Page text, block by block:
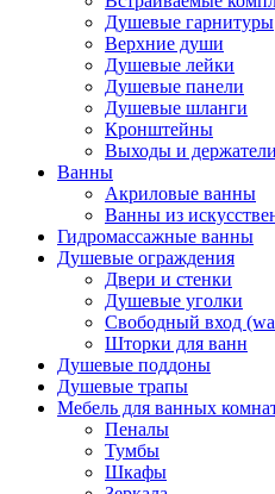
Душевые гарнитуры
Верхние души
Душевые лейки
Душевые панели
Душевые шланги
Кронштейны
Выходы и держатели
Ванны
Акриловые ванны
Ванны из
Гидромассажные ванны
Душевые ограждения
Двери и стенки
Душевые уголки
Свободный вход
Шторки для ванн
Душевые поддоны
Душевые трапы
Мебель для ванных
Пеналы
Тумбы
Шкафы